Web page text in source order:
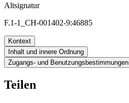
Altsignatur
F.1-1_CH-001402-9:46885
Kontext
Inhalt und innere Ordnung
Zugangs- und Benutzungsbestimmungen
Teilen